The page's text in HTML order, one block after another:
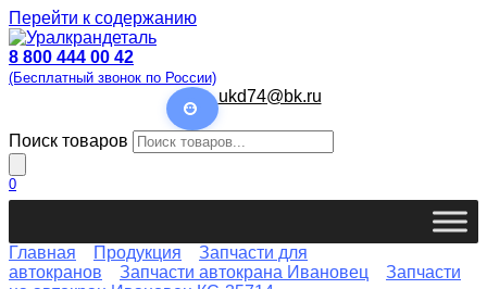
Перейти к содержанию
8 800 444 00 42
(Бесплатный звонок по России)
ukd74@bk.ru
Поиск товаров
0
Главная Продукция
Запчасти для
автокранов
Запчасти автокрана Ивановец
Запчасти